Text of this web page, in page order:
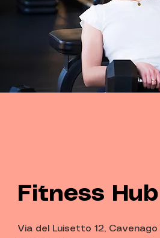
Fitness Hub
Via del Luisetto 12, Cavenago